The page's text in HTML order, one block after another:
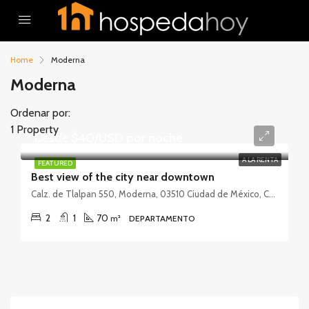
Home Moderna
Moderna
1 Property
Ordenar por:
FEATURED A LA RENTA
Desde
Best view of the city near downtown
2 1 70 m² DEPARTAMENTO